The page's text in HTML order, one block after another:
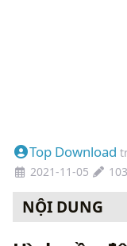
Top Download
2021-11-05
NỘI DUNG